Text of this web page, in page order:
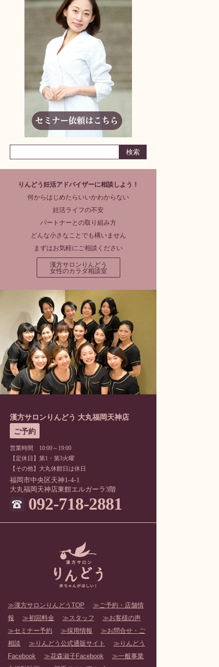
りんどう妊活アドバイザーに相談しよう！
何からはじめたらいいかわからない
妊活ライフの不安
パートナーとの取り組み方
どんな小さなことでも構いません
まずはお気軽にご相談ください
漢方サロンりんどう
女性のカラダ相談室
漢方サロンりんどう 大丸福岡天神店
ご予約
営業時間 10:00～19:00
【定休日】第1・第3火曜
【その他】大丸休館日は休日
福岡市中央区天神1-4-1
大丸福岡天神店東館エルガーラ3階
092-718-2881
漢方サロンりんどうTOP
ご予約・店舗情
報
初回料金 スタッフ
お客様の声
セミナー予約
採用情報
お問合せ・ご
相談
りんどう公式通販サイト
りんどう
Facebook
花森淑子Facebook
一般事業